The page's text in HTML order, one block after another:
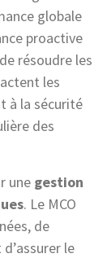
globale
proactive
résoudre les
les
à la sécurité
des
une gestion
. Le MCO
de
le